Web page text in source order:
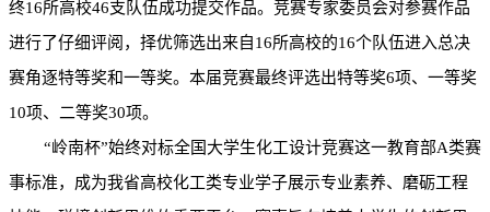
终16所高校46支队伍成功提交作品。竞赛专家委员会对参赛作品
进行了仔细评阅，择优筛选出来自 16所高校的16个队伍进入总决
赛角逐特等奖和一等奖。本届竞赛最终评选出特等奖6项、一等奖
10项、二等奖30项。
“岭南杯”始终对标全国大学生化工设计竞赛这一教育部A类赛
事标准，成为我省高校化工类专业学子展示专业素养、磨砺工程